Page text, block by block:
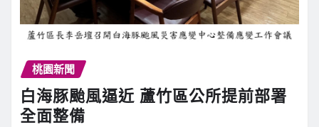
桃園新聞
白海豚颱風逼近 蘆竹區公所提前部署
全面整備